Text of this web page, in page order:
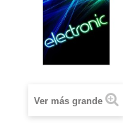
Ver más grande